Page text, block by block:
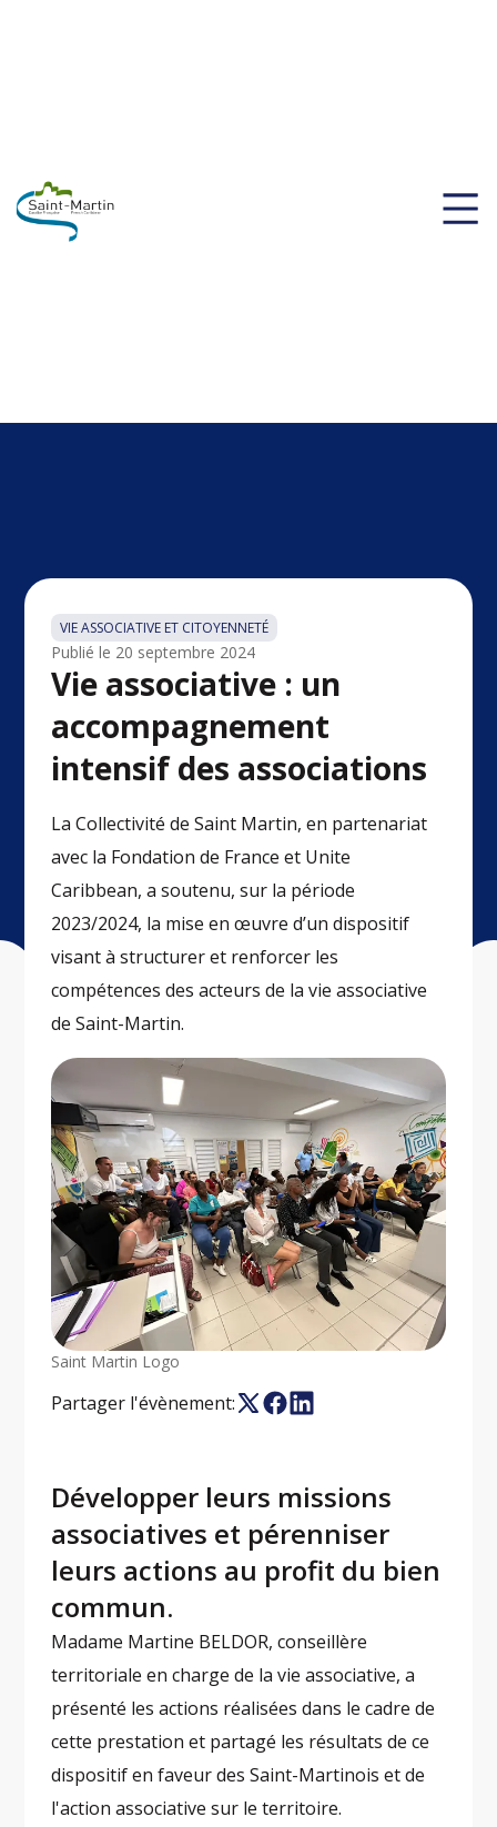
VIE ASSOCIATIVE ET CITOYENNETÉ
Publié le 20 septembre 2024
Vie associative : un
accompagnement
intensif des associations
La Collectivité de Saint Martin, en partenariat
avec la Fondation de France et Unite
Caribbean, a soutenu, sur la période
2023/2024, la mise en œuvre d’un dispositif
visant à structurer et renforcer les
compétences des acteurs de la vie associative
de Saint-Martin.
Saint Martin Logo
Partager l'évènement:
Développer leurs missions
associatives et pérenniser
leurs actions au profit du bien
commun.
Madame Martine BELDOR, conseillère
territoriale en charge de la vie associative, a
présenté les actions réalisées dans le cadre de
cette prestation et partagé les résultats de ce
dispositif en faveur des Saint-Martinois et de
l'action associative sur le territoire.